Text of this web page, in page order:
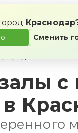
Сменить
с